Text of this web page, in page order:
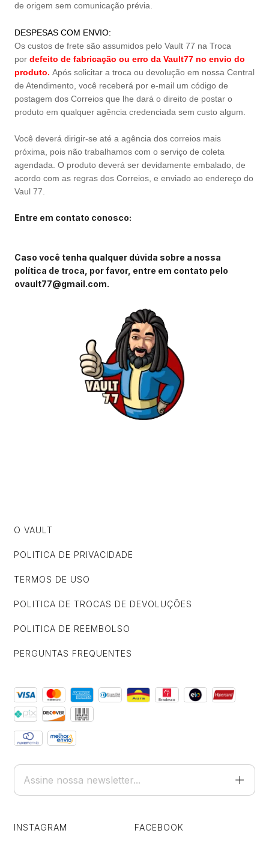
de origem sem comunicação prévia.
DESPESAS COM ENVIO:
Os custos de frete são assumidos pelo Vault 77 na Troca
por defeito de fabricação ou erro da Vault77 no envio do
produto. Após solicitar a troca ou devolução em nossa Central
de Atendimento, você receberá por e-mail um código de
postagem dos Correios que lhe dará o direito de postar o
produto em qualquer agência credenciada sem custo algum.
Você deverá dirigir-se até a agência dos correios mais
próxima, pois não trabalhamos com o serviço de coleta
agendada. O produto deverá ser devidamente embalado, de
acordo com as regras dos Correios, e enviado ao endereço do
Vaul 77.
Entre em contato conosco:
Caso você tenha qualquer dúvida sobre a nossa
política de troca, por favor, entre em contato pelo
ovault77@gmail.com.
O VAULT
POLITICA DE PRIVACIDADE
TERMOS DE USO
POLITICA DE TROCAS DE DEVOLUÇÕES
POLITICA DE REEMBOLSO
PERGUNTAS FREQUENTES
INSTAGRAM FACEBOOK